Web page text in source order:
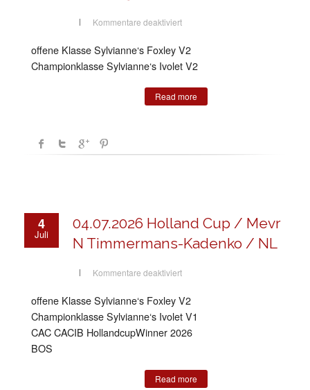
Kommentare deaktiviertfür
Utrecht,
Dhr
R.
Doedijns
NL
offene Klasse Sylvianne‘s Foxley V2
Championklasse Sylvianne‘s Ivolet V2
Read more
4
Juli
04.07.2026 Holland Cup / Mevr
N Timmermans-Kadenko / NL
Kommentare deaktiviertfür
Cup
/
Mevr
N
Timmermans-
Kadenko
offene Klasse Sylvianne‘s Foxley V2
Championklasse Sylvianne‘s Ivolet V1
CAC CACIB HollandcupWinner 2026
BOS
Read more